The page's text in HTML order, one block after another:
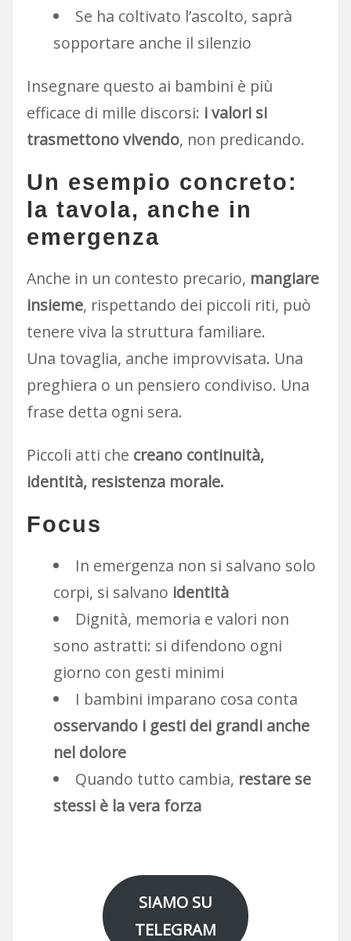
Se ha coltivato l’ascolto, saprà
sopportare anche il silenzio
Insegnare questo ai bambini è più
efficace di mille discorsi: i valori si
trasmettono vivendo, non predicando.
Un esempio concreto:
la tavola, anche in
emergenza
Anche in un contesto precario, mangiare
insieme, rispettando dei piccoli riti, può
tenere viva la struttura familiare.
Una tovaglia, anche improvvisata. Una
preghiera o un pensiero condiviso. Una
frase detta ogni sera.
Piccoli atti che creano continuità,
identità, resistenza morale.
Focus
In emergenza non si salvano solo
corpi, si salvano identità
Dignità, memoria e valori non
sono astratti: si difendono ogni
giorno con gesti minimi
I bambini imparano cosa conta
osservando i gesti dei grandi anche
nel dolore
Quando tutto cambia, restare se
stessi è la vera forza
SIAMO SU
TELEGRAM